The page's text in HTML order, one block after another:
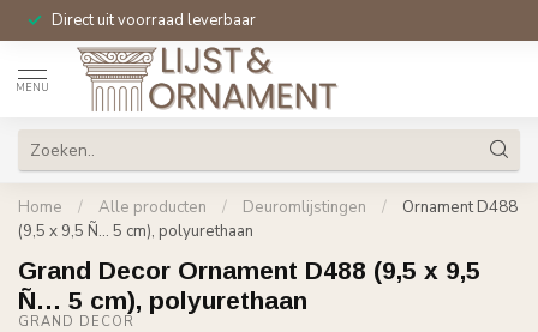
Direct uit voorraad leverbaar
MENU
Home / Alle producten / Deuromlijstingen /
Ornament D488
(9,5 x 9,5 Ñ… 5 cm), polyurethaan
Grand Decor Ornament D488 (9,5 x 9,5
Ñ… 5 cm), polyurethaan
GRAND DECOR